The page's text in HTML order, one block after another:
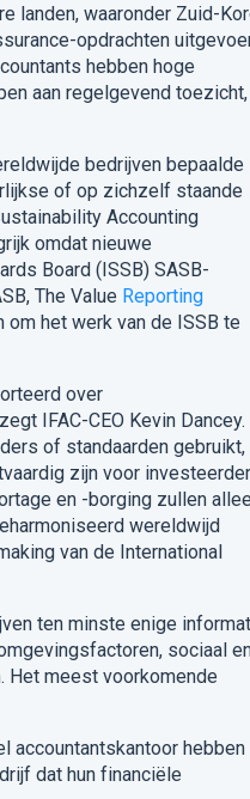
landen, waaronder Zuid-
opdrachten
hebben hoge
aan regelgevend toezicht,
bedrijven bepaalde
of op zichzelf staande
Accounting
omdat nieuwe
Board (ISSB) SASB-
The Value Reporting
om het werk van de ISSB te
over
IFAC-CEO Kevin Dancey.
of standaarden gebruikt,
zijn voor
en -borging zullen
wereldwijd
van de International
ten minste enige
sociaal
Het meest voorkomende
accountantskantoor hebben
dat hun financiële